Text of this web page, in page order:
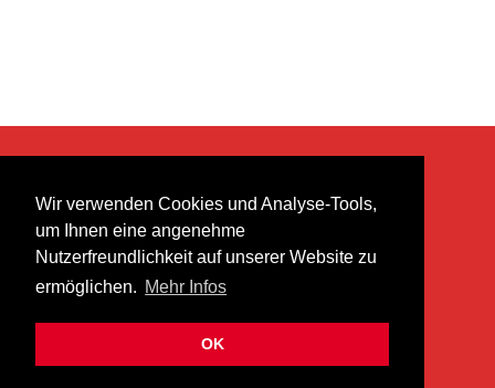
Wir verwenden Cookies und Analyse-Tools,
um Ihnen eine angenehme
Nutzerfreundlichkeit auf unserer Website zu
ermöglichen. Mehr Infos
OK
heer musik ag
Lättenstrasse 35
8952 Schlieren
info@heermusic.com
ÜBER UNS